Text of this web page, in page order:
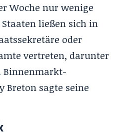
Woche nur wenige
ließen sich in
oder
vertreten, darunter
Binnenmarkt-
Breton sagte seine